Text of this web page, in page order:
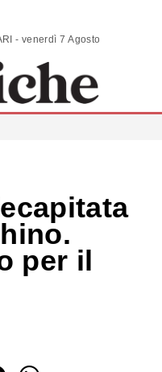
ANALISI | COMMENTI | SCENARI - venerdì 7 Agosto 2026
per il